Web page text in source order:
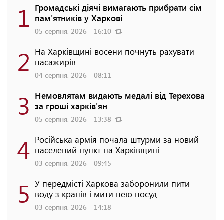
1 Громадські діячі вимагають прибрати сім
пам'ятників у Харкові
05 серпня, 2026 - 16:10
2 На Харківщині восени почнуть рахувати
пасажирів
04 серпня, 2026 - 08:11
3 Немовлятам видають медалі від Терехова
за гроші харків'ян
05 серпня, 2026 - 13:38
4 Російська армія почала штурми за новий
населений пункт на Харківщині
03 серпня, 2026 - 09:45
5 У передмісті Харкова заборонили пити
воду з кранів і мити нею посуд
03 серпня, 2026 - 14:18